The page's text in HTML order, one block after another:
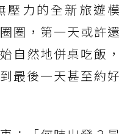
壓力的全新旅遊模
圈，第一天或許還
自然地併桌吃飯，
最後一天甚至約好